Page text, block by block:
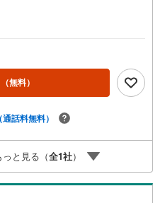
（無料）
（通話料無料）
と見る（全1社）